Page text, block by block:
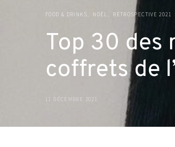
FOOD & DRINKS NOËL RÉTROSPECTIVE 2021
Top 30 des
coffrets de
11 DÉCEMBRE 2021